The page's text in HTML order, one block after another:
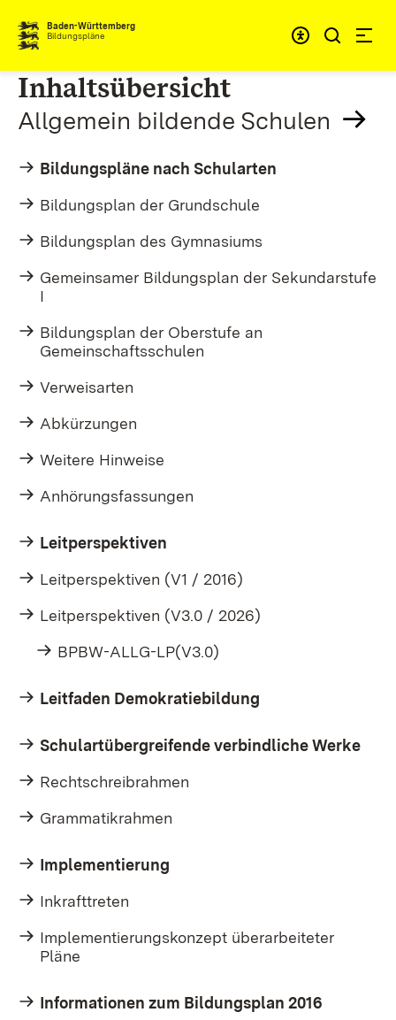
Zum Inhalt springen
Baden-Württemberg
Bildungspläne
Inhaltsübersicht
Allgemein bildende Schulen
Bildungspläne nach Schularten
Bildungsplan der Grundschule
Bildungsplan des Gymnasiums
Gemeinsamer Bildungsplan der Sekundarstufe
I
Bildungsplan der Oberstufe an
Gemeinschaftsschulen
Verweisarten
Abkürzungen
Weitere Hinweise
Anhörungsfassungen
Leitperspektiven
Leitperspektiven (V1 / 2016)
Leitperspektiven (V3.0 / 2026)
BPBW-ALLG-LP(V3.0)
Leitfaden Demokratiebildung
Schulartübergreifende verbindliche Werke
Rechtschreibrahmen
Grammatikrahmen
Implementierung
Inkrafttreten
Implementierungskonzept überarbeiteter
Pläne
Informationen zum Bildungsplan 2016